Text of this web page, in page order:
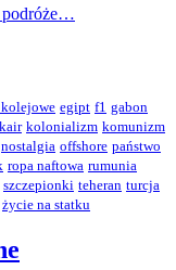
podróże…
egipt f1 gabon
kair kolonializm komunizm
nostalgia offshore państwo
ropa naftowa rumunia
szczepionki teheran turcja
życie na statku